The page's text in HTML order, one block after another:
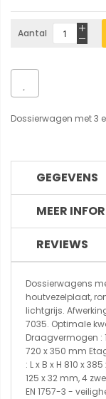
Aantal
Dossierwagen met 3
GEGEVENS
MEER
REVIEWS
Dossierwagens
houtvezelplaat,
lichtgrijs.
7035. Optimale
Draagvermogen :
720 x 350 mm
: L x B x H 810 x
125 x 32 mm, 4
EN 1757-3 -